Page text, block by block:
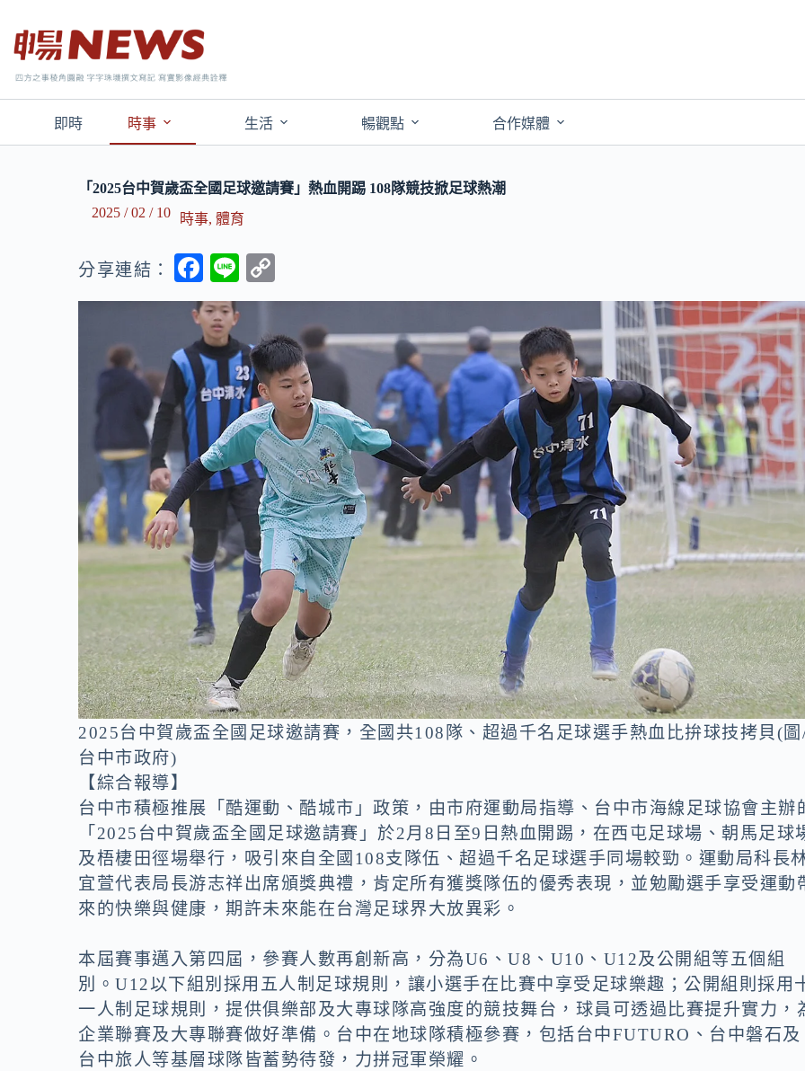
即時 時事 生活 暢觀點 合作媒體
「2025台中賀歲盃全國足球邀請賽」熱血開踢 108隊競技掀足球熱潮
2025 / 02 / 10
時事,體育
分享連結：
F
ac
e
b
o
o
k
Li
n
e
o
y
Li
n
k
2025台中賀歲盃全國足球邀請賽，全國共108隊、超過千名足球選手熱血比拚球技拷貝(
台中市政府)
【綜合報導】
台中市積極推展「酷運動、酷城市」政策，由市府運動局指導、台中市海線足球協會主辦
「2025台中賀歲盃全國足球邀請賽」於2月8日至9日熱血開踢，在西屯足球場、朝馬足球
及梧棲田徑場舉行，吸引來自全國108支隊伍、超過千名足球選手同場較勁。運動局科長
宜萱代表局長游志祥出席頒獎典禮，肯定所有獲獎隊伍的優秀表現，並勉勵選手享受運動
來的快樂與健康，期許未來能在台灣足球界大放異彩。
本屆賽事邁入第四屆，參賽人數再創新高，分為U6、U8、U10、U12及公開組等五個組
別。U12以下組別採用五人制足球規則，讓小選手在比賽中享受足球樂趣；公開組則採用
一人制足球規則，提供俱樂部及大專球隊高強度的競技舞台，球員可透過比賽提升實力，
企業聯賽及大專聯賽做好準備。台中在地球隊積極參賽，包括台中FUTURO、台中磐石及
台中旅人等基層球隊皆蓄勢待發，力拼冠軍榮耀。